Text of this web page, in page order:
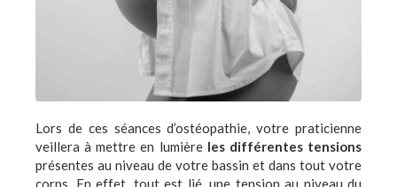
Lors de ces séances d’ostéopathie, votre praticienne
veillera à mettre en lumière les différentes tensions
présentes au niveau de votre bassin et dans tout votre
corps. En effet, tout est lié, une tension au niveau du